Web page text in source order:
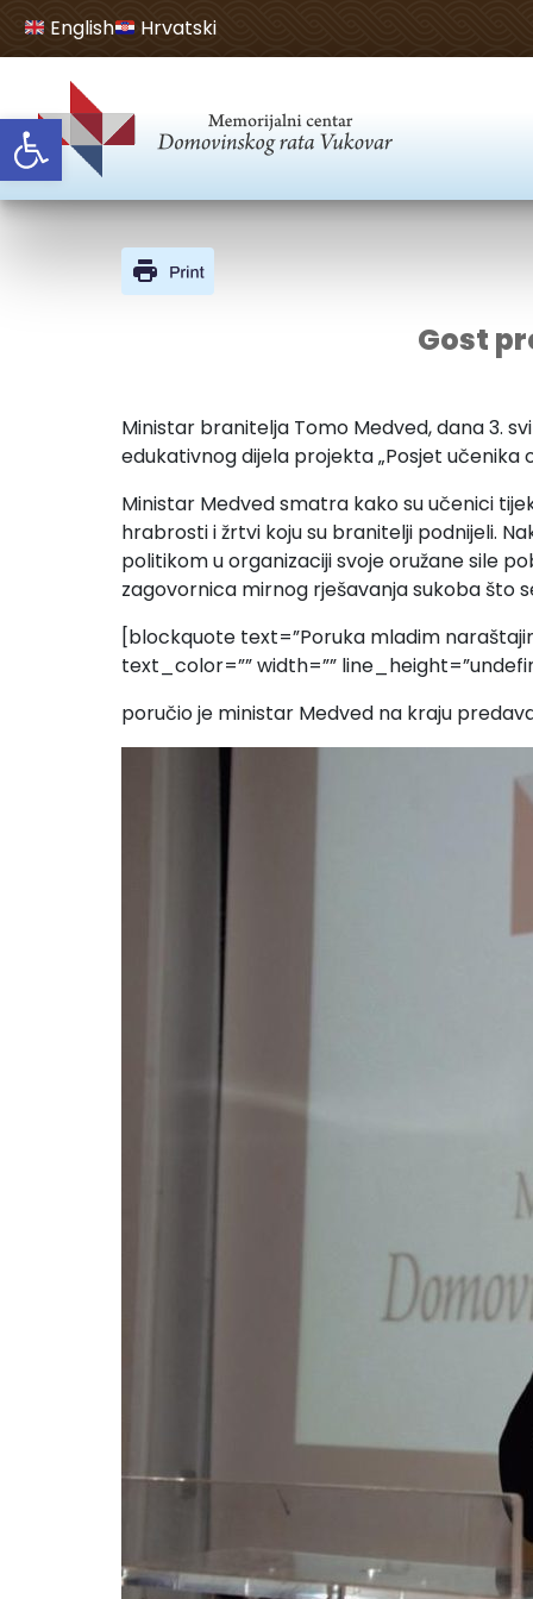
Open toolbar
English Hrvatski
Gost
Ministar branitelja Tomo Medved, dana 3.
edukativnog dijela projekta „Posjet učenika
Ministar Medved smatra kako su učenici
hrabrosti i žrtvi koju su branitelji podnijeli.
politikom u organizaciji svoje oružane sile
zagovornica mirnog rješavanja sukoba što
[blockquote text=”Poruka mladim
text_color=”” width=””
poručio je ministar Medved na kraju